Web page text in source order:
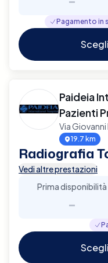
Pagamento in
Paideia
Pazienti
Via
19.7 km
Radiografia
Vedi altre prestazioni
Prima disponibilità
-